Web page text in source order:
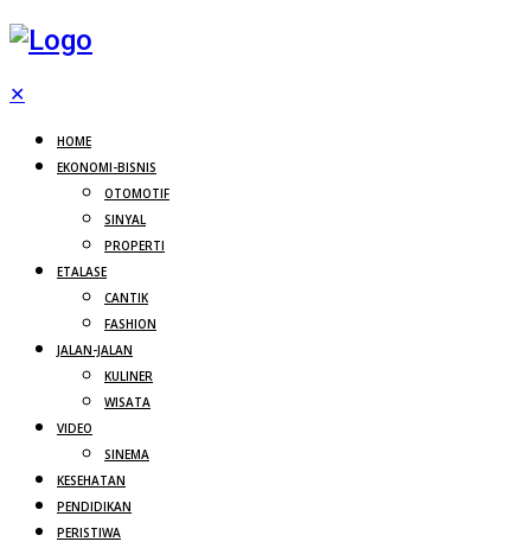
✕
HOME
EKONOMI-BISNIS
OTOMOTIF
SINYAL
PROPERTI
ETALASE
CANTIK
FASHION
JALAN-JALAN
KULINER
WISATA
VIDEO
SINEMA
KESEHATAN
PENDIDIKAN
PERISTIWA